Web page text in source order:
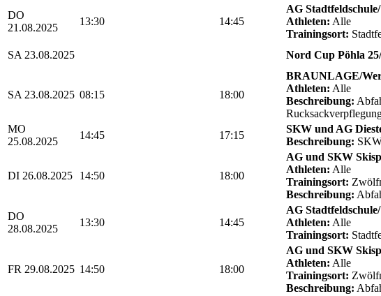
DO
21.08.2025
13:30 14:45
AG
Athleten: Alle
Trainingsort:
SA 23.08.2025
Nord Cup Pöhla
SA 23.08.2025 08:15 18:00
BRAUNLAGE/
Athleten: Alle
Beschreibung:
MO
25.08.2025
14:45 17:15
SKW und AG
Beschreibung:
DI 26.08.2025 14:50 18:00
AG und SKW
Athleten: Alle
Trainingsort:
Beschreibung:
DO
28.08.2025
13:30 14:45
AG
Athleten: Alle
Trainingsort:
FR 29.08.2025 14:50 18:00
AG und SKW
Athleten: Alle
Trainingsort:
Beschreibung: